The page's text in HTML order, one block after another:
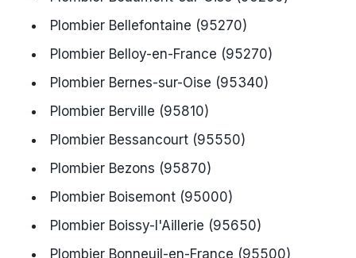
Plombier Bellefontaine (95270)
Plombier Belloy-en-France (95270)
Plombier Bernes-sur-Oise (95340)
Plombier Berville (95810)
Plombier Bessancourt (95550)
Plombier Bezons (95870)
Plombier Boisemont (95000)
Plombier Boissy-l'Aillerie (95650)
Plombier Bonneuil-en-France (95500)